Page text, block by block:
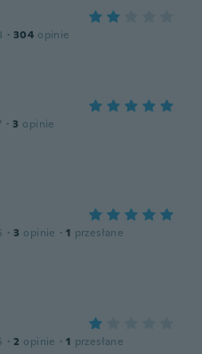
· 304 opinie
· 3 opinie
· 3 opinie · 1 przesłane
· 2 opinie · 1 przesłane